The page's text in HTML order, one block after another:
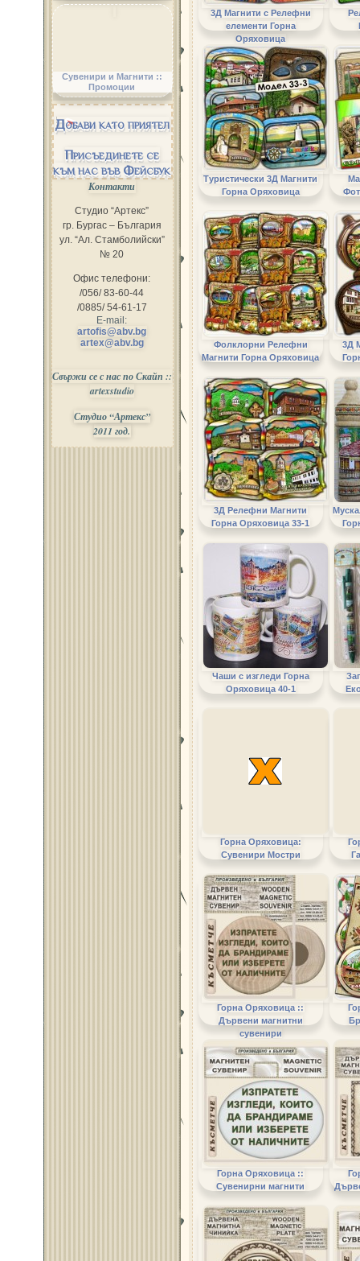
3Д Магнити с Релефни
елементи Горна
Оряховица
Туристически 3Д Магнити
Горна Оряховица
Фолклорни Релефни
Магнити Горна Оряховица
3Д
3Д Релефни Магнити
Горна Оряховица 33-1
Чаши с изгледи Горна
Оряховица 40-1
Горна Оряховица:
Сувенири Мостри
Горна Оряховица ::
Дървени магнитни
сувенири
Горна Оряховица ::
Сувенирни магнити
Сувенири и Магнити ::
Промоции
Добави като приятел
Присъединете се
към нас във Фейсбук
Контакти
Студио “Артекс”
гр. Бургас – България
ул. “Ал. Стамболийски”
№ 20
Офис телефони:
/056/ 83-60-44
/0885/ 54-61-17
E-mail:
artofis@abv.bg
artex@abv.bg
Свържи се с нас по Скайп ::
artexstudio
Студио “Артекс”
2011 год.